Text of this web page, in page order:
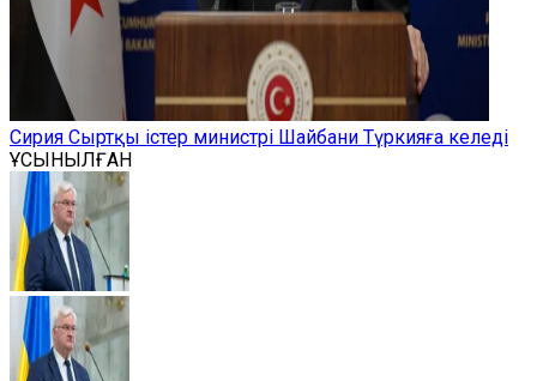
Сирия Сыртқы істер министрі Шайбани Түркияға келеді
ҰСЫНЫЛҒАН